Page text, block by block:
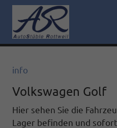
info
Volkswagen Golf
Hier sehen Sie die
Lager befinden und